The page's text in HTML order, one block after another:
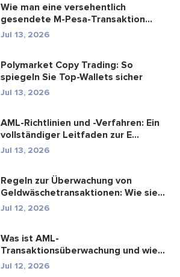
Wie man eine versehentlich
gesendete M-Pesa-Transaktion
rückgäng...
Jul 13, 2026
Polymarket Copy Trading: So
spiegeln Sie Top-Wallets sicher
Jul 13, 2026
AML-Richtlinien und -Verfahren: Ein
vollständiger Leitfaden zur E...
Jul 13, 2026
Regeln zur Überwachung von
Geldwäschetransaktionen: Wie sie
Fina...
Jul 12, 2026
Was ist AML-
Transaktionsüberwachung und wie
funktioniert sie?
Jul 12, 2026